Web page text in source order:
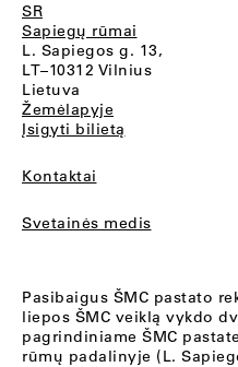
SR
Sapiegų rūmai
L. Sapiegos g. 13,
LT–10312 Vilnius
Lietuva
Žemėlapyje
Įsigyti bilietą
Kontaktai
Svetainės medis
Pasibaigus ŠMC pastato
liepos ŠMC veiklą vykdo
pagrindiniame ŠMC
rūmų padalinyje (L.